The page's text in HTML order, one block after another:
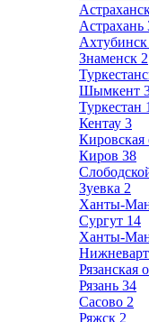
Астрахань
Ахтубинск
Знаменск 2
Шымкент
Туркестан
Кентау 3
Кировская
Киров 38
Зуевка 2
Ханты-
Сургут 14
Ханты-
Рязанская
Рязань 34
Сасово 2
Ряжск 2